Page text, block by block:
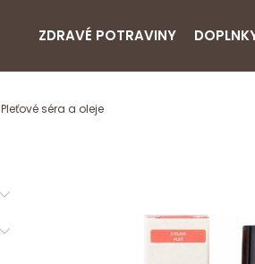
ZDRAVÉ POTRAVINY
Pleťové séra a oleje